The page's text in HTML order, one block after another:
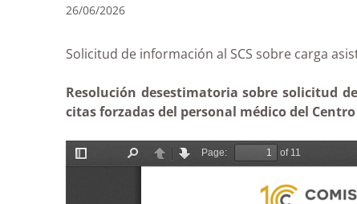
26/06/2026
Solicitud de información al SCS sobre carga
Resolución desestimatoria sobre solicitud
citas forzadas del personal médico del Centro